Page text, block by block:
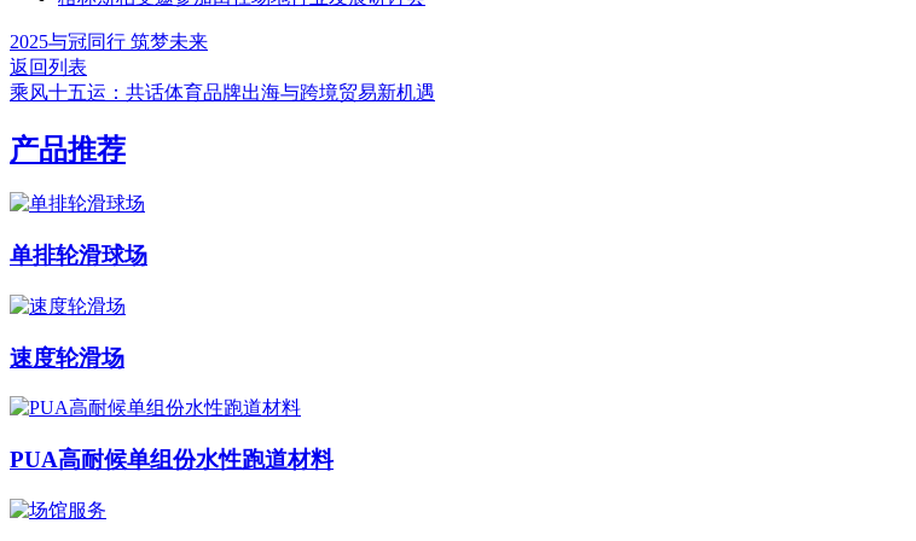
2025与冠同行 筑梦未来
返回列表
乘风十五运：共话体育品牌出海与跨境贸易新机遇
产品推荐
单排轮滑球场
速度轮滑场
PUA高耐候单组份水性跑道材料